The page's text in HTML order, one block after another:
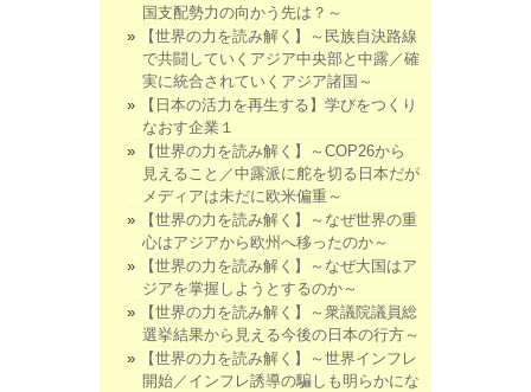
国支配勢力の向かう先は？～
【世界の力を読み解く】～民族自決路線
で共闘していくアジア中央部と中露／確
実に統合されていくアジア諸国～
【日本の活力を再生する】学びをつくり
なおす企業１
【世界の力を読み解く】～COP26から
見えること／中露派に舵を切る日本だが
メディアは未だに欧米偏重～
【世界の力を読み解く】～なぜ世界の重
心はアジアから欧州へ移ったのか～
【世界の力を読み解く】～なぜ大国はア
ジアを掌握しようとするのか～
【世界の力を読み解く】～衆議院議員総
選挙結果から見える今後の日本の行方～
【世界の力を読み解く】～世界インフレ
開始／インフレ誘導の騙しも明らかにな